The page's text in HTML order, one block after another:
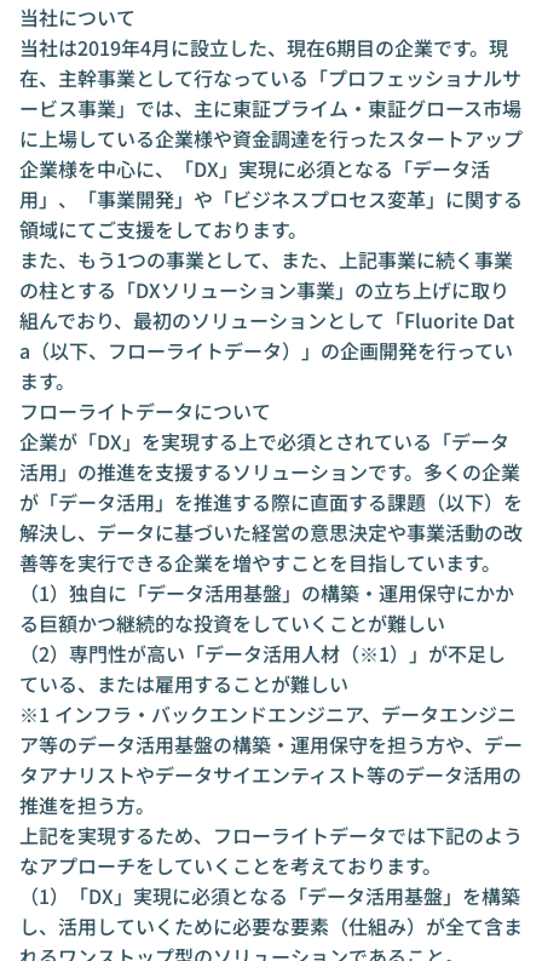
当社について
当社は2019年4月に設立した、現在6期目の企業です。現
在、主幹事業として行なっている「プロフェッショナルサ
ービス事業」では、主に東証プライム・東証グロース市場
に上場している企業様や資金調達を行ったスタートアップ
企業様を中心に、「DX」実現に必須となる「データ活
用」、「事業開発」や「ビジネスプロセス変革」に関する
領域にてご支援をしております。
また、もう1つの事業として、また、上記事業に続く事業
の柱とする「DXソリューション事業」の立ち上げに取り
組んでおり、最初のソリューションとして「Fluorite Dat
a（以下、フローライトデータ）」の企画開発を行ってい
ます。
フローライトデータについて
企業が「DX」を実現する上で必須とされている「データ
活用」の推進を支援するソリューションです。多くの企業
が「データ活用」を推進する際に直面する課題（以下）を
解決し、データに基づいた経営の意思決定や事業活動の改
善等を実行できる企業を増やすことを目指しています。
（1）独自に「データ活用基盤」の構築・運用保守にかか
る巨額かつ継続的な投資をしていくことが難しい
（2）専門性が高い「データ活用人材（※1）」が不足し
ている、または雇用することが難しい
※1 インフラ・バックエンドエンジニア、データエンジニ
ア等のデータ活用基盤の構築・運用保守を担う方や、デー
タアナリストやデータサイエンティスト等のデータ活用の
推進を担う方。
上記を実現するため、フローライトデータでは下記のよう
なアプローチをしていくことを考えております。
（1）「DX」実現に必須となる「データ活用基盤」を構築
し、活用していくために必要な要素（仕組み）が全て含ま